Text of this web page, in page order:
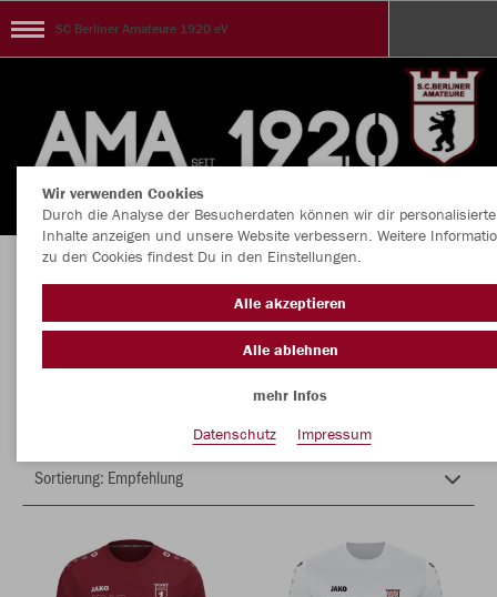
SC Berliner Amateure 1920 eV
AMAteure lieben das Spiel
Farbe
Wir verwenden Cookies
Durch die Analyse der Besucherdaten können wir dir personalisierte
Inhalte anzeigen und unsere Website verbessern. Weitere
zu den Cookies findest Du in den Einstellungen.
Alle akzeptieren
Alle ablehnen
mehr Infos
Datenschutz
Impressum